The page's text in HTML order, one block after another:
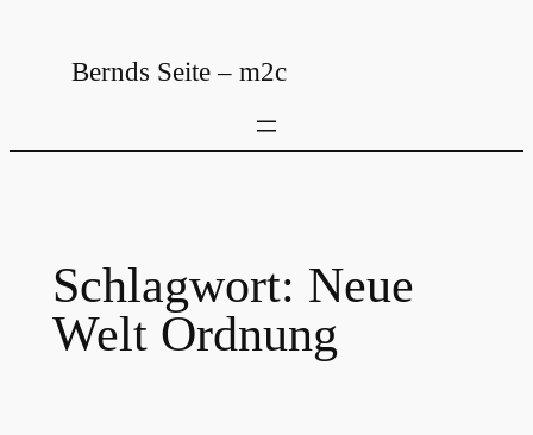
springenBernds Seite – m2c
Schlagwort: Neue
Welt Ordnung